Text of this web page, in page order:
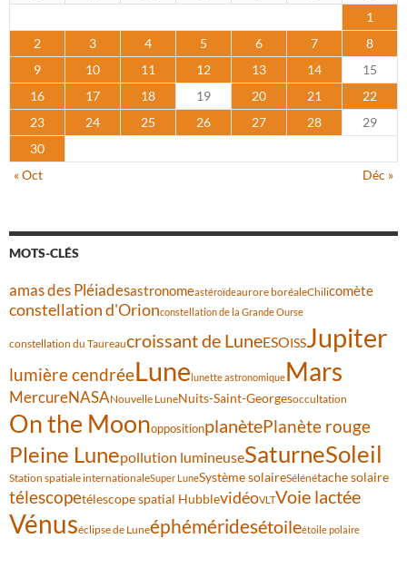
1
2
3 4 5 6 7
8
9
10 11 12 13 14
15
16
17 18 19 20 21
22
23
24 25 26 27 28
29
30
« Oct
Déc »
MOTS-CLÉS
amas des Pléiadesastronomeastéroïdeaurore boréaleChilicomète
constellation d'Orionconstellation de la Grande Ourse
constellation du Taureaucroissant de LuneESOISSJupiter
lumière cendréeLune lunette astronomiqueMars
MercureNASANouvelle LuneNuits-Saint-Georgesoccultation
On the MoonoppositionplanètePlanète rouge
Pleine Lunepollution lumineuseSaturneSoleil
Station spatiale internationaleSuper LuneSystème solaireSélénétache solaire
télescopetélescope spatial HubblevidéoVLTVoie lactée
Vénuséclipse de Luneéphéméridesétoileétoile polaire